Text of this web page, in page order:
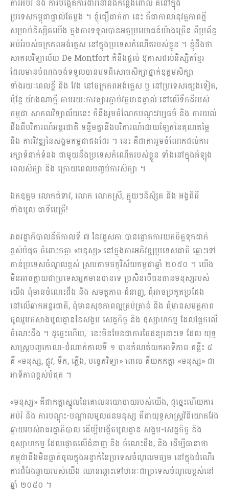
ការអប់រំ និង ការបង្កើតការងារនៅនឹងកន្លែងពោល ​គឺនៅក្នុង
ប្រទេសកម្ពុជា​ផ្ទាល់តែម្តង ។ ខ្ញុំ​ជឿជាក់ថា នេះ គឺជា​កាលានុវត្តភាពថ្មី
សម្រាប់​និស្សិតយើង ក្នុងការ​ទទួលបានអត្ថប្រយោជន៍​យ៉ាងច្រើន ពីប្រព័ន្ធ
អប់រំរបស់ចក្រភពអង់គ្លេស នៅក្នុងប្រទេសកំណើតរបស់ខ្លួន ។ ខ្ញុំដឹងថា
សាកលវិទ្យាល័យ De Montfort ក៏នឹងផ្តល់ ឱកាសដល់និស្សិតខ្មែរ
ដែលមានបំណងចង់​ទទួលបានបទពិសោធសិក្សាថ្នាក់ឧត្តមសិក្សា
ទាំងរយៈពេលខ្លី និង វែង នៅ​ចក្រភពអង់គ្លេស ឬ នៅប្រទេសផ្សេងទៀត,
ប៉ុន្តែ យ៉ាងណាក្តី តាមរយៈការផ្សារភ្ជាប់វត្តមាន​ផ្ទាល់ នៅលើទឹកដីរបស់
កម្ពុជា សាកលវិទ្យាល័យនេះ​ ក៏នឹងរួមចំណែក​បណ្តុះវប្បធម៌ និង​ ការយល់
ដឹង​ពី​បរិការណ៍​អន្តរជាតិ ទន្ទឹមគ្នានឹង​បរិការណ៍​ដោយឡែកនៃ​គុណតម្លៃ
និង ការវិវឌ្ឍនៃសង្គមកម្ពុជាផងដែរ ។ នេះ គឺជា​ការរួមចំណែក​ដល់​ការ​
រក្សា​ទំនាក់ទំនង ជាមួយ​នឹងប្រទេសកំណើត​របស់ខ្លួន ទាំងនៅក្នុងអំឡុង
ពេលសិក្សា និង ក្រោយ​ពេលបញ្ចប់ការសិក្សា​ ។​
ឯកឧត្តម លោកជំទាវ, លោក លោកស្រី, ក្មួយៗនិសិ្សត និង អង្គពិធី
ទាំងមូល ជាទីមេត្រី!
រាជរដ្ឋាភិបាល​នីតិកាលទី ៧ នៃរដ្ឋសភា បាន​ផ្តោត​ការយកចិត្ត​ទុកដាក់​
ខ្ពស់បំផុត ចំពោះកត្តា «មនុស្ស» នៅ​ក្នុងការអភិវឌ្ឍប្រទេសជាតិ ឆ្ពោះទៅ
កាន់ប្រទេសចំណូលខ្ពស់ ស្របតាម​​ចក្ខុវិស័យកម្ពុជាឆ្នាំ ២០៥០ ​។ យើង​
មិន​អាច​ក្លាយជាប្រទេសអ្នកមាន​បានទេ ប្រសិន​បើ​ធនធានមនុស្សរបស់
យើង ពុំ​មាន​ចំណេះដឹង និង សមត្ថភាព ជំនាញ​, ពុំ​អាចប្រកួតប្រជែង
នៅលើ​ឆាកអន្តរជាតិ, ពុំ​មានសុខភាពល្អគ្រប់គ្រាន់​ និង ពុំ​មានសមត្ថភាព
ចូលរួម​កសាង​មូលដ្ឋាន​នៃសង្គម សេដ្ឋកិច្ច និង ឧស្សាហកម្ម ដែល​ផ្អែកលើ
ចំណេះដឹង ។ ដូច្នេះ​ហើយ, ​ នេះមិនមែនជាការចៃដន្យនោះទេ ​ដែល​ យុទ្ធ
សាស្ត្របញ្ចកោណ-ដំណាក់កាលទី ១ បានកំណត់យកអាទិភាព គន្លឹះ ៥
គឺ «មនុស្ស, ផ្លូវ, ទឹក, ភ្លើង, បច្ចេកវិទ្យា» ពោល គឺយកកត្តា «មនុស្ស» ជា
អាទិភាព​ខ្ពស់បំផុត ។
«មនុស្ស» គឺជាកត្តាស្នូល​នៃគោលនយោបាយរបស់យើង, ដូច្នេះ​ហើយ​ការ
អប់រំ និង ការ​បណ្តុះ-បណ្តាល​មូលធនមនុស្ស គឺជា​យុទ្ធសាស្ត្រ​វិនិយោគវែង
ឆ្ងាយរបស់​រាជរដ្ឋាភិបាល ដើម្បីបង្កើតមូលដ្ឋាន ​សង្គម-សេដ្ឋកិច្ច និង
ឧស្សាហកម្ម ដែល​ផ្តោត​លើ​ជំនាញ និង ចំណេះដឹង, និង ដើម្បីធានា​ថា
កម្ពុជា​នឹង​មិន​ធ្លាក់ចូលក្នុង​អន្ទាក់នៃប្រទេសចំណូលមធ្យម នៅក្នុងដំណើរ
ការដ៏​វែងឆ្ងាយរបស់យើង​ ឈាន​ឆ្ពោះទៅ​ឋានៈ​ជាប្រទេសចំណូលខ្ពស់នៅ
ឆ្នាំ ២០៥០​​ ។​